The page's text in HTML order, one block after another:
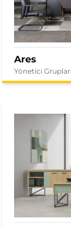
Ares
Yönetici Grupları